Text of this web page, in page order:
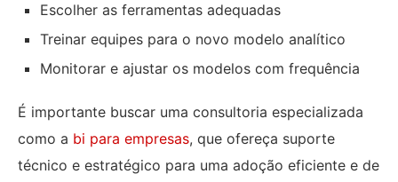
Escolher as ferramentas adequadas
Treinar equipes para o novo modelo analítico
Monitorar e ajustar os modelos com frequência
É importante buscar uma consultoria especializada
como a bi para empresas, que ofereça suporte
técnico e estratégico para uma adoção eficiente e de